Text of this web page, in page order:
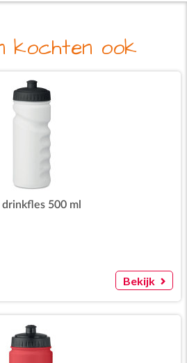
kochten ook
500 ml
Bekijk